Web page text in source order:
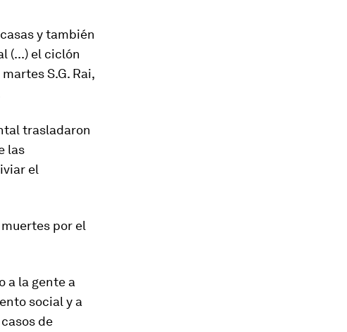
y también
(...) el ciclón
S.G. Rai,
trasladaron
las
el
por el
a la gente a
social y a
de